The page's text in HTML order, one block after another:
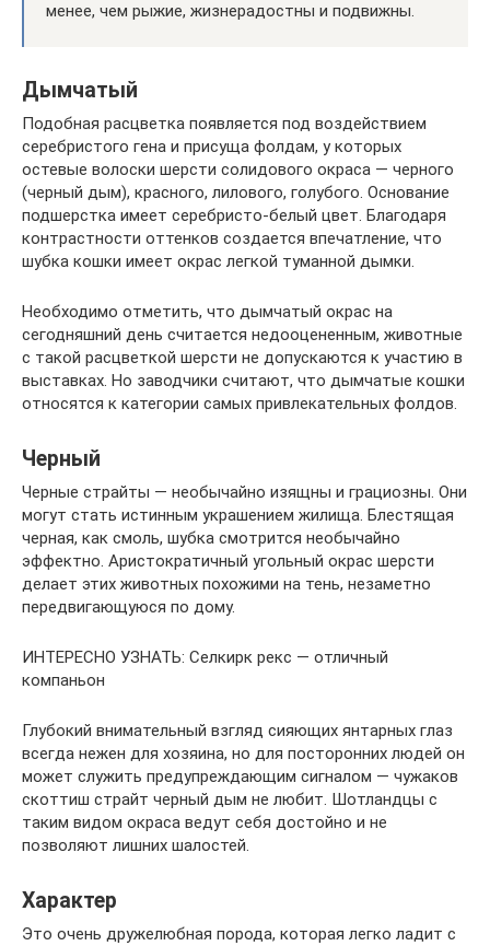
менее, чем рыжие, жизнерадостны и подвижны.
Дымчатый
Подобная расцветка появляется под воздействием
серебристого гена и присуща фолдам, у которых
остевые волоски шерсти солидового окраса — черного
(черный дым), красного, лилового, голубого. Основание
подшерстка имеет серебристо-белый цвет. Благодаря
контрастности оттенков создается впечатление, что
шубка кошки имеет окрас легкой туманной дымки.
Необходимо отметить, что дымчатый окрас на
сегодняшний день считается недооцененным, животные
с такой расцветкой шерсти не допускаются к участию в
выставках. Но заводчики считают, что дымчатые кошки
относятся к категории самых привлекательных фолдов.
Черный
Черные страйты — необычайно изящны и грациозны. Они
могут стать истинным украшением жилища. Блестящая
черная, как смоль, шубка смотрится необычайно
эффектно. Аристократичный угольный окрас шерсти
делает этих животных похожими на тень, незаметно
передвигающуюся по дому.
ИНТЕРЕСНО УЗНАТЬ: Селкирк рекс — отличный
компаньон
Глубокий внимательный взгляд сияющих янтарных глаз
всегда нежен для хозяина, но для посторонних людей он
может служить предупреждающим сигналом — чужаков
скоттиш страйт черный дым не любит. Шотландцы с
таким видом окраса ведут себя достойно и не
позволяют лишних шалостей.
Характер
Это очень дружелюбная порода, которая легко ладит с